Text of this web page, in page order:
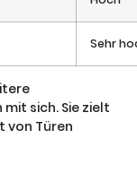
Sehr
sich. Sie zielt
von Türen